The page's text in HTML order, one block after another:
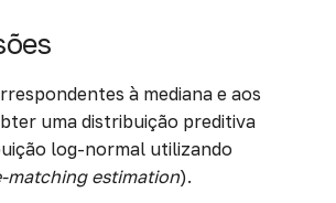
à mediana e aos
uma distribuição preditiva
log-normal utilizando
matching estimation).